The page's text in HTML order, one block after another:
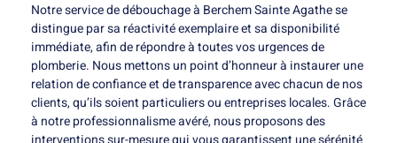
Notre service de débouchage à Berchem Sainte Agathe se
distingue par sa réactivité exemplaire et sa disponibilité
immédiate, afin de répondre à toutes vos urgences de
plomberie. Nous mettons un point d’honneur à instaurer une
relation de confiance et de transparence avec chacun de nos
clients, qu’ils soient particuliers ou entreprises locales. Grâce
à notre professionnalisme avéré, nous proposons des